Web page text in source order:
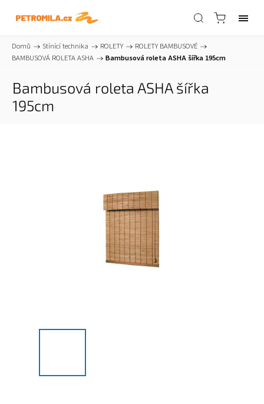
Domů / Stínící technika / ROLETY / ROLETY BAMBUSOVÉ /
BAMBUSOVÁ ROLETA ASHA / Bambusová roleta ASHA šířka 195cm
Bambusová roleta ASHA šířka
195cm